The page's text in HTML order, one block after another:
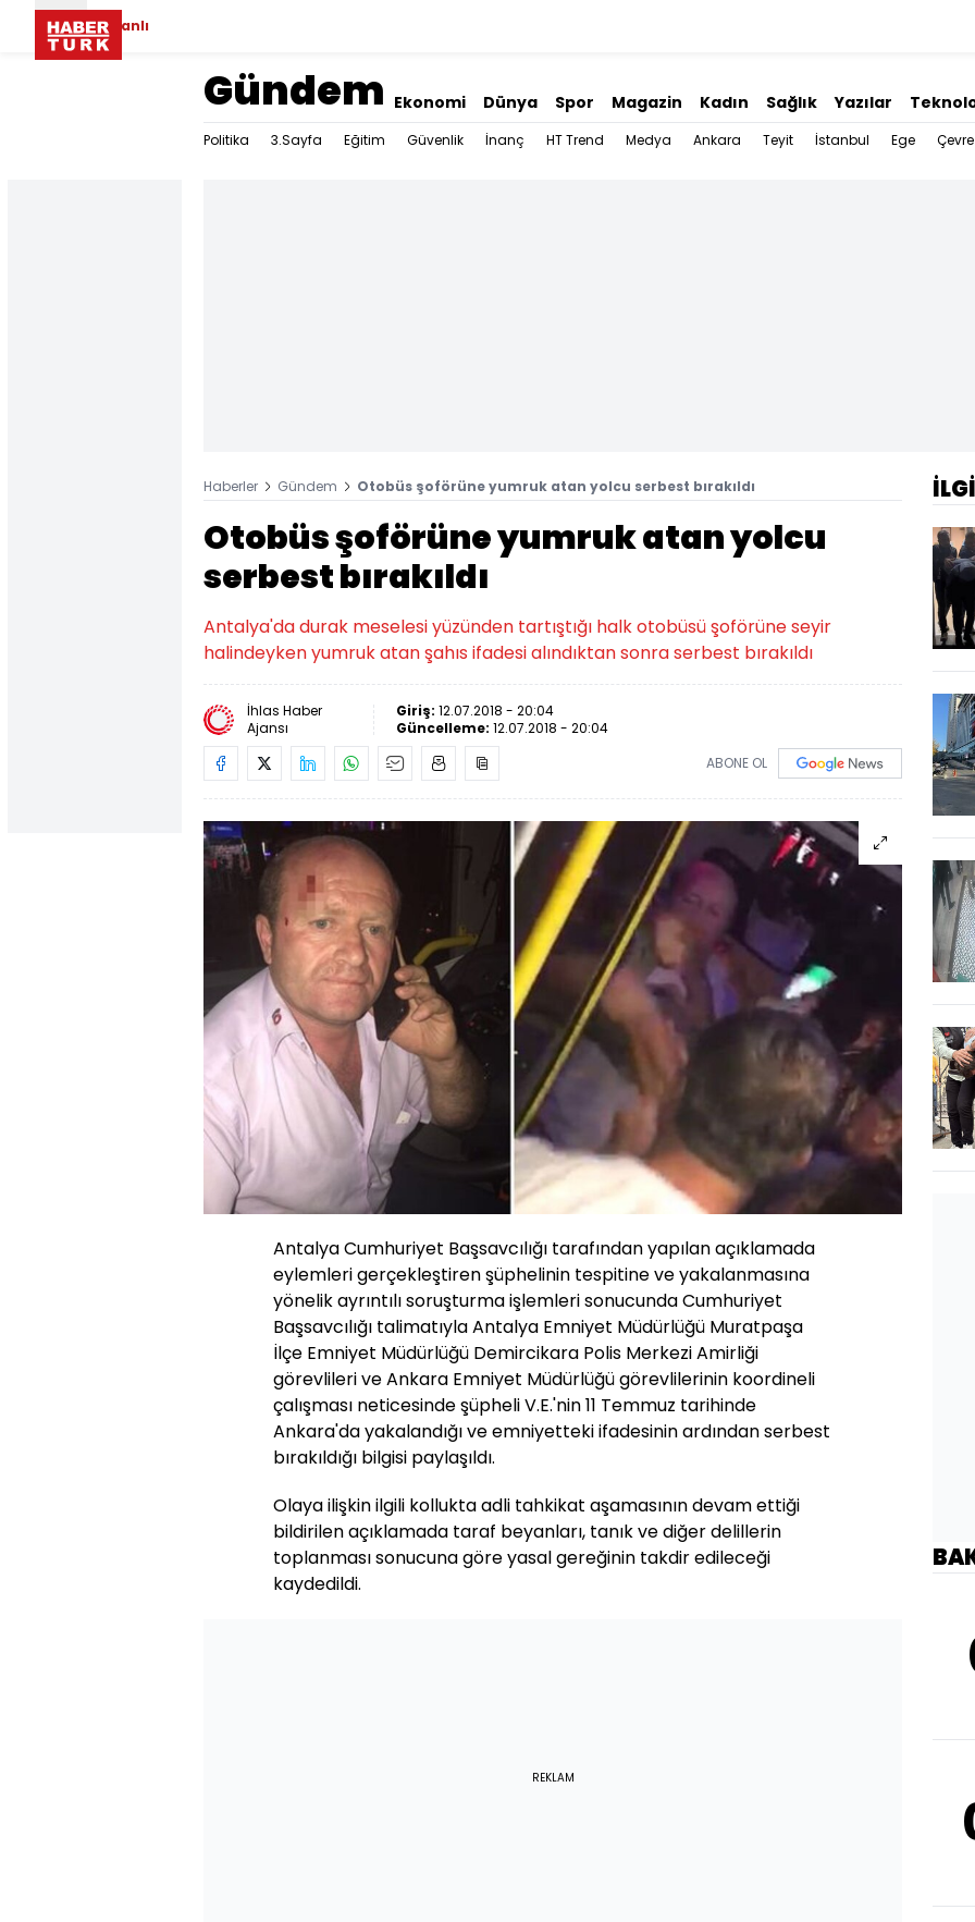
Canlı
Gündem Ekonomi Dünya Spor Magazin Kadın Sağlık Yazılar
Politika 3.Sayfa Eğitim Güvenlik İnanç HT Trend Medya Ankara Teyit İstanbul Ege Çevre
Haberler Gündem Otobüs şoförüne yumruk atan yolcu serbest bırakıldı
Otobüs şoförüne yumruk atan yolcu
serbest bırakıldı
Antalya'da durak meselesi yüzünden tartıştığı halk otobüsü şoförüne seyir
halindeyken yumruk atan şahıs ifadesi alındıktan sonra serbest bırakıldı
İhlas Haber
Ajansı
Giriş: 12.07.2018 - 20:04
Güncelleme: 12.07.2018 - 20:04
ABONE OL
Antalya Cumhuriyet Başsavcılığı tarafından yapılan açıklamada
eylemleri gerçekleştiren şüphelinin tespitine ve yakalanmasına
yönelik ayrıntılı soruşturma işlemleri sonucunda Cumhuriyet
Başsavcılığı talimatıyla Antalya Emniyet Müdürlüğü Muratpaşa
İlçe Emniyet Müdürlüğü Demircikara Polis Merkezi Amirliği
görevlileri ve Ankara Emniyet Müdürlüğü görevlilerinin koordineli
çalışması neticesinde şüpheli V.E.'nin 11 Temmuz tarihinde
Ankara'da yakalandığı ve emniyetteki ifadesinin ardından serbest
bırakıldığı bilgisi paylaşıldı.
Olaya ilişkin ilgili kollukta adli tahkikat aşamasının devam ettiği
bildirilen açıklamada taraf beyanları, tanık ve diğer delillerin
toplanması sonucuna göre yasal gereğinin takdir edileceği
kaydedildi.
REKLAM